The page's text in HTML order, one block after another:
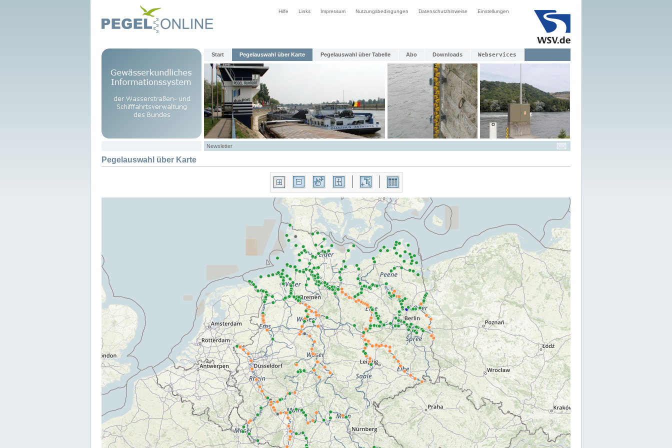
Hilfe Links Impressum Nutzungsbedingungen Datenschutzhinweise Einstellungen
Start Pegelauswahl über Karte Pegelauswahl über Tabelle Abo Downloads Webservices
Newsletter
Pegelauswahl über Karte